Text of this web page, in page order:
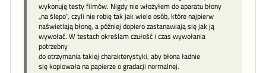
wykonuję testy filmów. Nigdy nie włożyłem do aparatu błony
„na ślepo”, czyli nie robię tak jak wiele osób, które najpierw
naświetlają błonę, a później dopiero zastanawiają się jak ją
wywołać. W testach określam czułość i czas wywołania
potrzebny
do otrzymania takiej charakterystyki, aby błona ładnie
się kopiowała na papierze o gradacji normalnej.